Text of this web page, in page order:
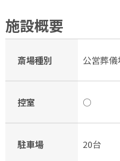
施設概要
斎場種別 公営葬儀
控室 ○
駐車場 20台